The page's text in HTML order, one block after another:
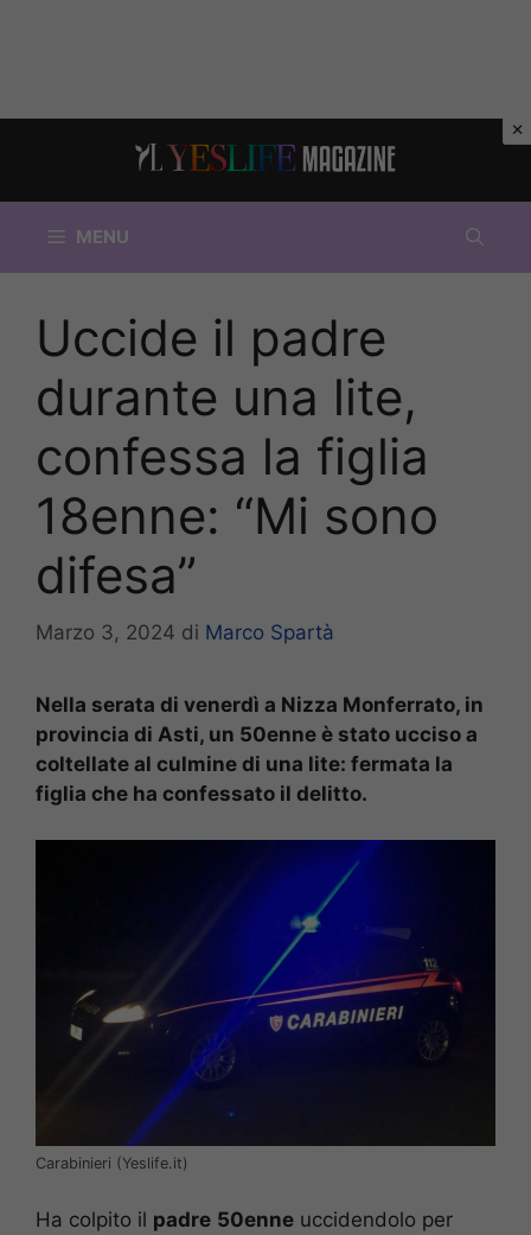
MENU
Uccide il padre
durante una lite,
confessa la figlia
18enne: “Mi sono
difesa”
Marzo 3, 2024 di Marco Spartà
Nella serata di venerdì a Nizza Monferrato, in
provincia di Asti, un 50enne è stato ucciso a
coltellate al culmine di una lite: fermata la
figlia che ha confessato il delitto.
Carabinieri (Yeslife.it)
Ha colpito il padre 50enne uccidendolo per